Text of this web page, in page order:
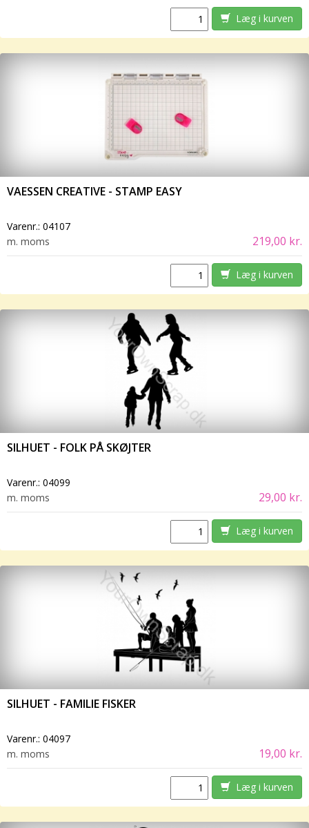
Læg i kurven
VAESSEN CREATIVE - STAMP EASY
Varenr.: 04107
m. moms
219,00 kr.
Læg i kurven
SILHUET - FOLK PÅ SKØJTER
Varenr.: 04099
m. moms
29,00 kr.
Læg i kurven
SILHUET - FAMILIE FISKER
Varenr.: 04097
m. moms
19,00 kr.
Læg i kurven